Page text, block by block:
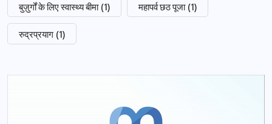
बुज़ुर्गों के लिए स्वास्थ्य बीमा (1) महापर्व छठ पूजा (1)
रुद्रप्रयाग (1)